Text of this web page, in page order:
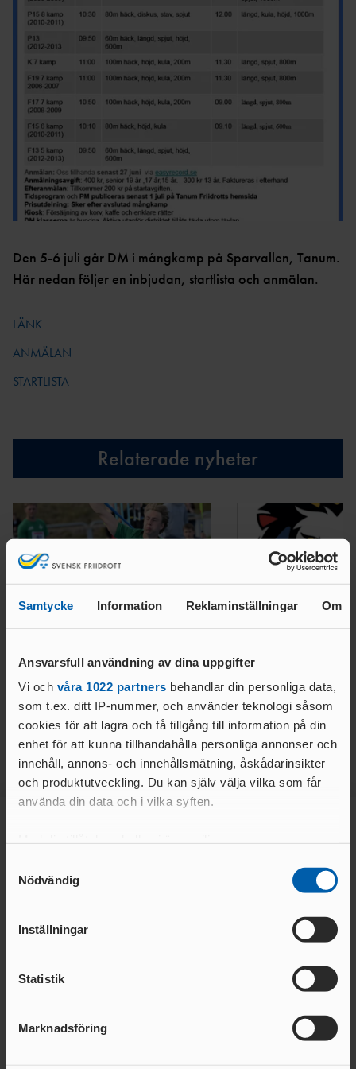
Samtycke Information Reklaminställningar Om
Ansvarsfull användning av dina uppgifter
Vi och våra 1022 partners behandlar din personliga data,
som t.ex. ditt IP-nummer, och använder teknologi såsom
cookies för att lagra och få tillgång till information på din
enhet för att kunna tillhandahålla personliga annonser och
innehåll, annons- och innehållsmätning, åskådarinsikter
och produktutveckling. Du kan själv välja vilka som får
använda din data och i vilka syften.
som kan ha en noggrannhet på upp till flera meter
Ta reda på mer om hur dina personliga uppgifter
Du kan ändra eller dra tillbaka ditt samtycke när som
Vi använder enhetsidentifierare för att anpassa innehållet
Nödvändig
Inställningar
Statistik
Marknadsföring
PROJEKT
HÄCKPROJEKT
ET
HÖJDPROJEKT
ET
HYRA
TRESTEGET
DOKUME
NT
V
ANSÖKNING
DM
TÄVLINGAR
VÄSTSVENSKA
LÖPARCUPEN
UTTAGNINGSTÄVLING
AR
GÖTALANDSMÄSTERSKAP
EN
N
STATISTIKARKIV
BDFIF
STATISTIKARKIV
VGFIF
STATISTIKARKIV
HFIF
ÖVRIGT
RESULTATBILAGA
P12/F12 ÅRSBÄSTA VÄSTSVENSKA UTOMHUS
2022
M
NI
Den 5-6 juli går DM i mångkamp på Sparvallen, Tanum.
Här nedan följer en inbjudan, startlista och anmälan.
LÄNK
ANMÄLAN
STARTLISTA
Relaterade nyheter
JSM22, USM16-17 2026
LÄS MER
GM Merch
LÄS MER
Huvudsponsor